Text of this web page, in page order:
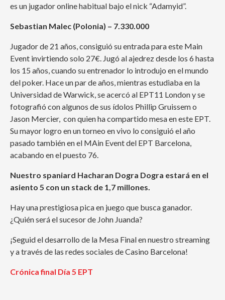
es un jugador online habitual bajo el nick “Adamyid”.
Sebastian Malec (Polonia) – 7.330.000
Jugador de 21 años, consiguió su entrada para este Main
Event invirtiendo solo 27€. Jugó al ajedrez desde los 6 hasta
los 15 años, cuando su entrenador lo introdujo en el mundo
del poker. Hace un par de años, mientras estudiaba en la
Universidad de Warwick, se acercó al EPT11 London y se
fotografió con algunos de sus ídolos Phillip Gruissem o
Jason Mercier, con quien ha compartido mesa en este EPT.
Su mayor logro en un torneo en vivo lo consiguió el año
pasado también en el MAin Event del EPT Barcelona,
acabando en el puesto 76.
Nuestro spaniard Hacharan Dogra Dogra estará en el
asiento 5 con un stack de 1,7 millones.
Hay una prestigiosa pica en juego que busca ganador.
¿Quién será el sucesor de John Juanda?
¡Seguid el desarrollo de la Mesa Final en nuestro streaming
y a través de las redes sociales de Casino Barcelona!
Crónica final Día 5 EPT